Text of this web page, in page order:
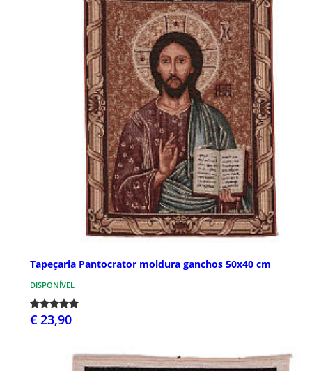
Tapeçaria Pantocrator moldura ganchos 50x40 cm
DISPONÍVEL
€ 23,90